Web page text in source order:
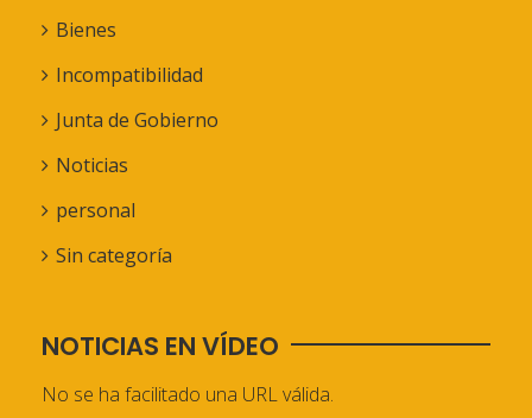
Bienes
Incompatibilidad
Junta de Gobierno
Noticias
personal
Sin categoría
NOTICIAS EN VÍDEO
No se ha facilitado una URL válida.